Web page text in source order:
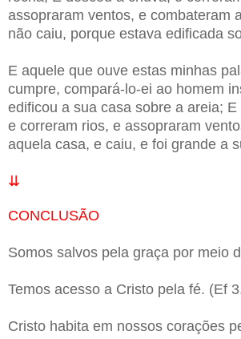
assopraram ventos, e combateram
não caiu, porque estava edificada
E aquele que ouve estas minhas
cumpre, compará-lo-ei ao homem
edificou a sua casa sobre a areia;
e correram rios, e assopraram
aquela casa, e caiu, e foi grande a
⇊
CONCLUSÃO
Somos salvos pela graça por meio
Temos acesso a Cristo pela fé. (Ef
Cristo habita em nossos corações